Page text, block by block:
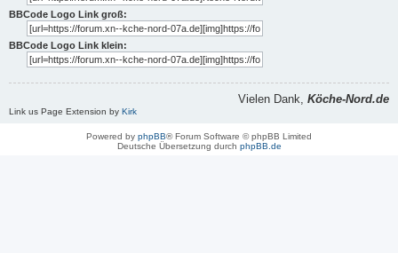
BBCode Logo Link groß:
BBCode Logo Link klein:
Vielen Dank, Köche-Nord.de
Link us Page Extension by Kirk
Powered by phpBB® Forum Software © phpBB Limited
Deutsche Übersetzung durch phpBB.de